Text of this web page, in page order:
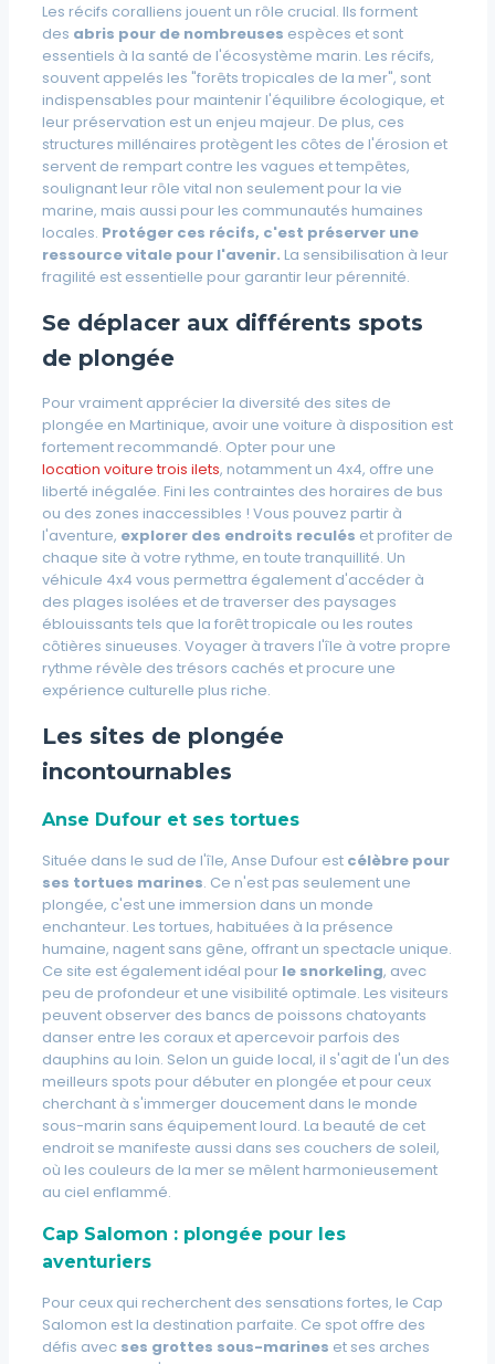
Les récifs coralliens jouent un rôle crucial. Ils forment
des abris pour de nombreuses espèces et sont
essentiels à la santé de l'écosystème marin. Les récifs,
souvent appelés les "forêts tropicales de la mer", sont
indispensables pourmaintenir l'équilibre écologique, et
leur préservation est un enjeu majeur. De plus, ces
structures millénaires protègent les côtes de l'érosion et
servent de rempart contre les vagues et tempêtes,
soulignant leur rôle vital non seulement pour la vie
marine, mais aussi pour les communautés humaines
locales. Protéger ces récifs, c'est préserver une
ressource vitale pour l'avenir. La sensibilisation à leur
fragilité est essentielle pour garantir leur pérennité.
Se déplacer aux différents spots
de plongée
Pour vraiment apprécier la diversité des sites de
plongée en Martinique, avoir une voiture à disposition est
fortement recommandé. Opter pour une
location voiture trois ilets, notamment un 4x4, offre une
liberté inégalée. Fini les contraintes des horaires de bus
ou des zones inaccessibles ! Vous pouvez partir à
l'aventure, explorer des endroits reculés et profiter de
chaque site à votre rythme, en toute tranquillité. Un
véhicule 4x4 vous permettra également d'accéder à
des plages isolées et de traverser des paysages
éblouissants tels que la forêt tropicale ou les routes
côtières sinueuses. Voyager à travers l'île à votre propre
rythme révèle des trésors cachés et procure une
expérience culturelle plus riche.
Les sites de plongée
incontournables
Anse Dufour et ses tortues
Située dans le sud de l'île, Anse Dufour est célèbre pour
ses tortues marines. Ce n'est pas seulement une
plongée, c'est une immersion dans un monde
enchanteur. Les tortues, habituées à la présence
humaine, nagent sans gêne, offrant un spectacle unique.
Ce site est également idéal pour le snorkeling, avec
peu de profondeur et une visibilité optimale. Les visiteurs
peuvent observer des bancs de poissons chatoyants
danser entre les coraux et apercevoir parfois des
dauphins au loin. Selon un guide local, il s'agit de l'un des
meilleurs spots pour débuter en plongée et pour ceux
cherchant à s'immerger doucement dans le monde
sous-marin sans équipement lourd. La beauté de cet
endroit se manifeste aussi dans ses couchers de soleil,
où les couleurs de la mer se mêlent harmonieusement
au ciel enflammé.
Cap Salomon : plongée pour les
aventuriers
Pour ceux qui recherchent des sensations fortes, le Cap
Salomon est la destination parfaite. Ce spot offre des
défis avec ses grottes sous-marines et ses arches